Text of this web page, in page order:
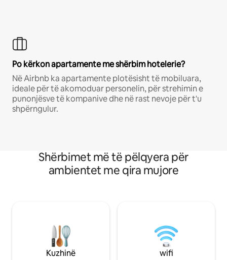
Po kërkon apartamente me shërbim hotelerie?
Në Airbnb ka apartamente plotësisht të mobiluara,
ideale për të akomoduar personelin, për strehimin e
punonjësve të kompanive dhe në rast nevoje për t'u
shpërngulur.
Shërbimet më të pëlqyera për
ambientet me qira mujore
Kuzhinë wifi